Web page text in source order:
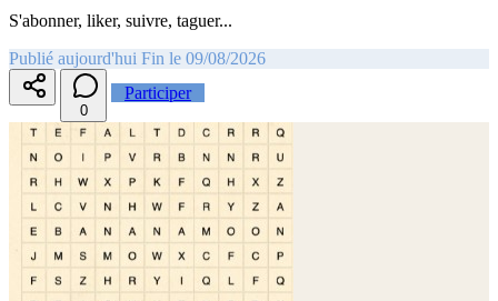
S'abonner, liker, suivre, taguer...
Publié aujourd'hui Fin le 09/08/2026
0
Participer